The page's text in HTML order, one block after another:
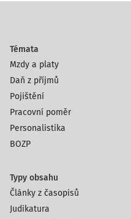
Témata
Mzdy a platy
Daň z příjmů
Pojištění
Pracovní poměr
Personalistika
BOZP
Typy obsahu
Články z časopisů
Judikatura